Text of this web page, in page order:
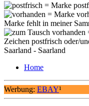
= Marke
= Marke
Marke fehlt in meiner
Zeichen postfrisch oder/
Saarland - Saarland
Home
Werbung: EBAY¹